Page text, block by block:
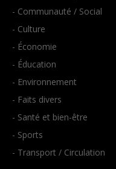
- Communauté / Social
- Culture
- Économie
- Éducation
- Environnement
- Faits divers
- Santé et bien-être
- Sports
- Transport / Circulation